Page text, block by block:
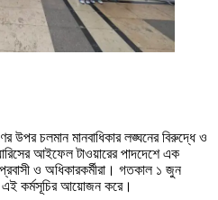
উপর চলমান মানবাধিকার লঙ্ঘনের বিরুদ্ধে ও
আইফেল টাওয়ারের পাদদেশে এক
ও অধিকারকর্মীরা। গতকাল ১ জুন
এই কর্মসূচির আয়োজন করে।